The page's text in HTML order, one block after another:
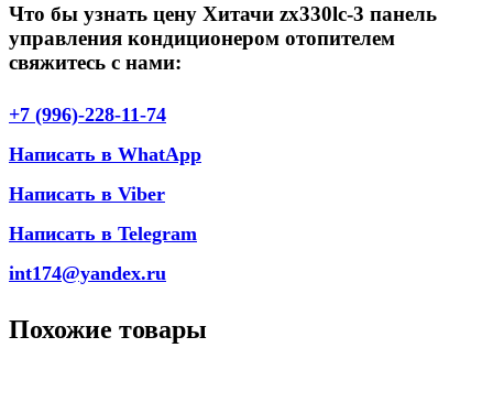
Что бы узнать цену Хитачи zx330lc-3 панель
управления кондиционером отопителем
свяжитесь с нами:
+7 (996)-228-11-74
Написать в WhatApp
Написать в Viber
Написать в Telegram
int174@yandex.ru
Похожие товары